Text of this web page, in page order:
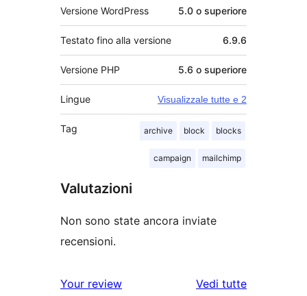
Versione WordPress 5.0 o superiore
Testato fino alla versione 6.9.6
Versione PHP 5.6 o superiore
Lingue Visualizzale tutte e 2
Tag archive block blocks
campaign mailchimp
Valutazioni
Non sono state ancora inviate
recensioni.
Your review Vedi tuttele